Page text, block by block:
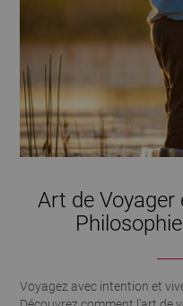
Art de Voyager
Voyagez avec intention et